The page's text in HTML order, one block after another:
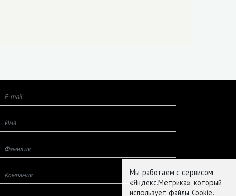
Мы работаем с сервисом
«Яндекс.Метрика», который
использует файлы Cookie.